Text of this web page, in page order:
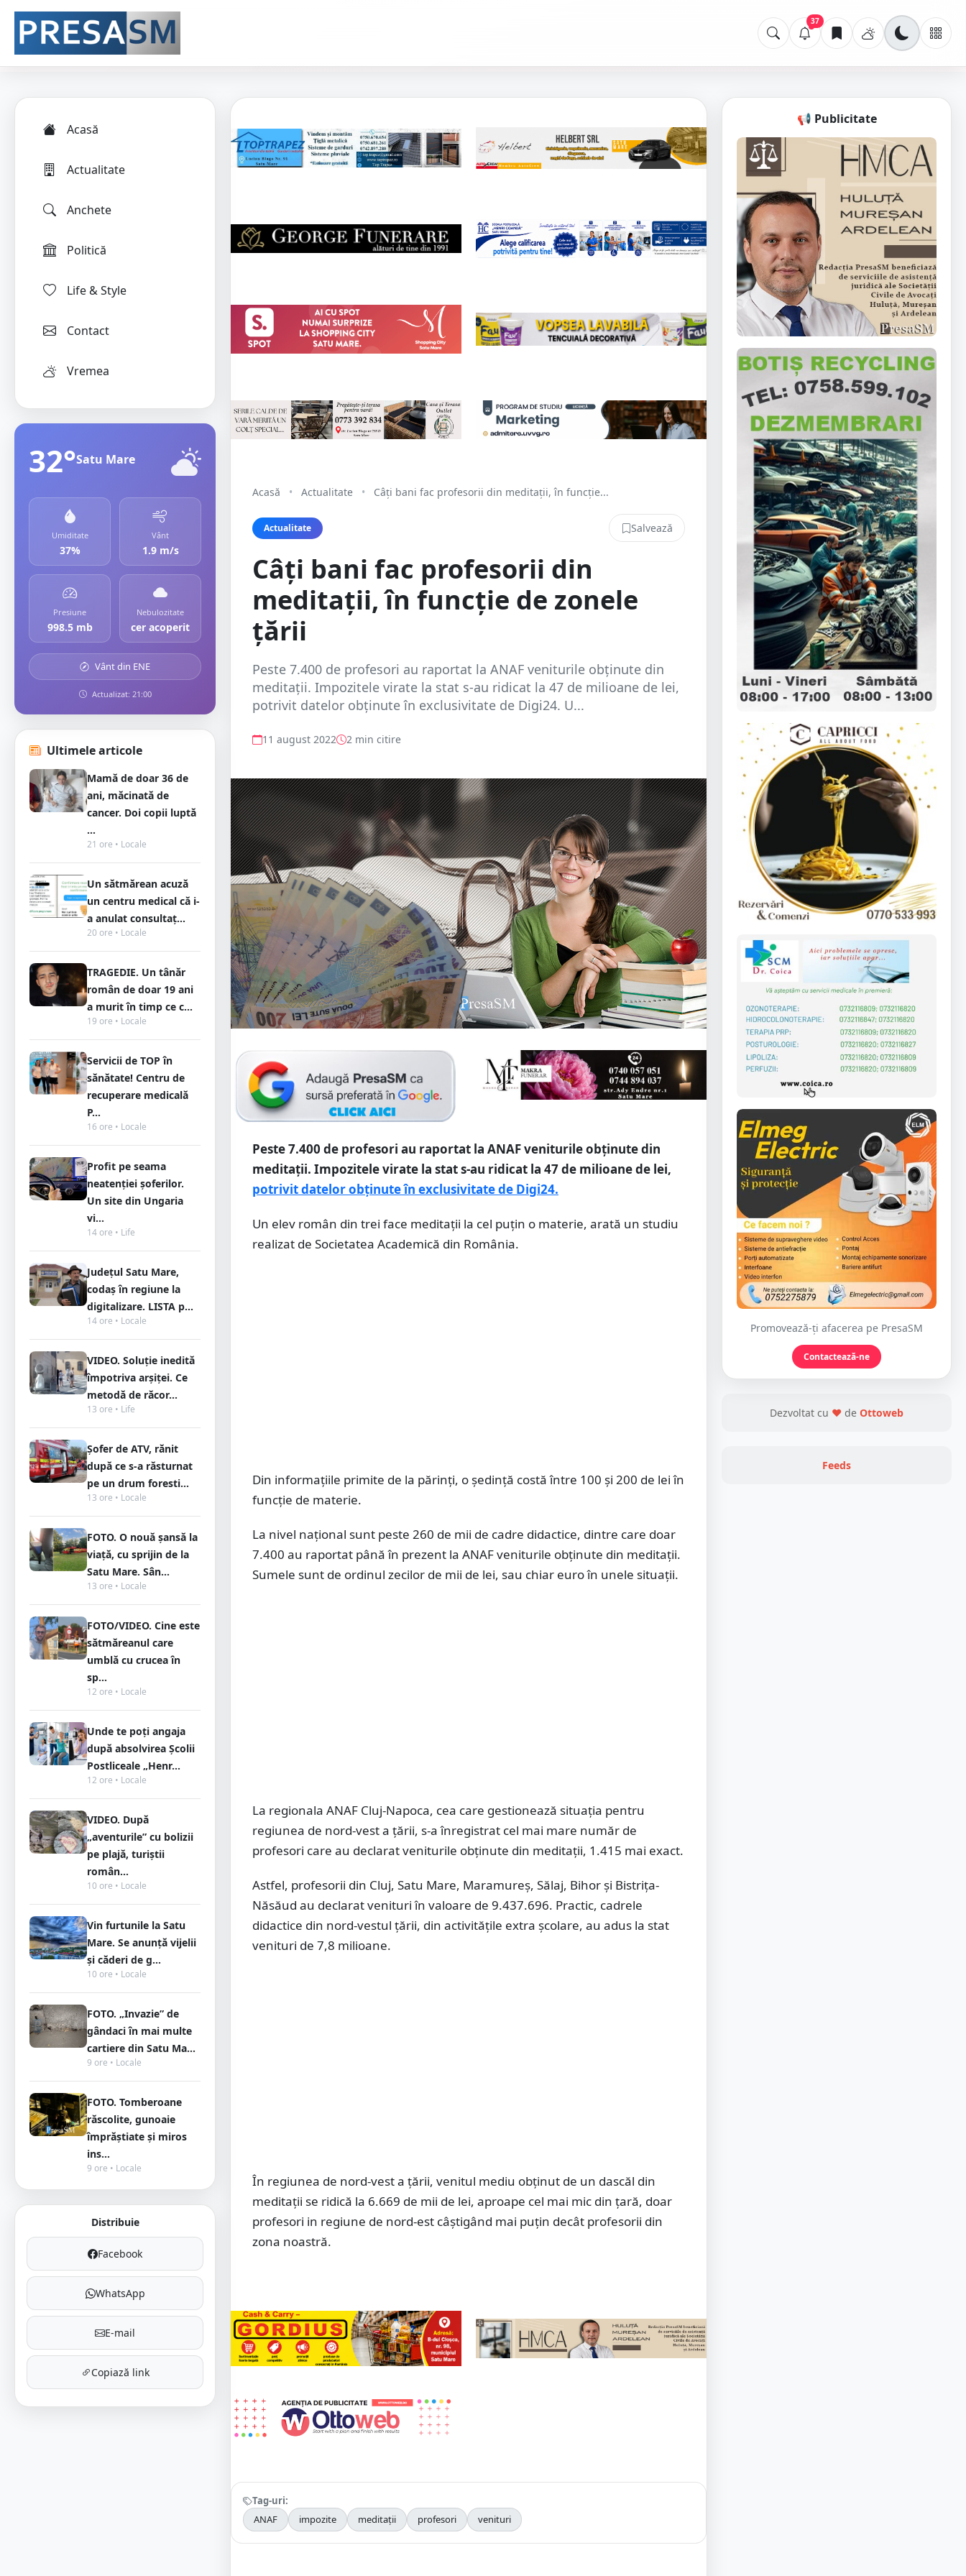
37
Acasă
Actualitate
Anchete
Politică
Life & Style
Contact
Vremea
32°Satu Mare
Umiditate
37%
Vânt
1.9 m/s
Presiune
998.5 mb
Nebulozitate
cer acoperit
Vânt din ENE
Actualizat: 21:00
Ultimele articole
Mamă de doar 36 de
ani, măcinată de
cancer. Doi copii luptă
...
21 ore • Locale
Un sătmărean acuză
un centru medical că i-
a anulat consultaț...
20 ore • Locale
TRAGEDIE. Un tânăr
român de doar 19 ani
a murit în timp ce c...
19 ore • Locale
Servicii de TOP în
sănătate! Centru de
recuperare medicală
P...
16 ore • Locale
Profit pe seama
neatenției șoferilor.
Un site din Ungaria
vi...
14 ore • Life
Județul Satu Mare,
codaș în regiune la
digitalizare. LISTA p...
14 ore • Locale
VIDEO. Soluție inedită
împotriva arșiței. Ce
metodă de răcor...
13 ore • Life
Șofer de ATV, rănit
după ce s-a răsturnat
pe un drum foresti...
13 ore • Locale
FOTO. O nouă șansă la
viață, cu sprijin de la
Satu Mare. Sân...
13 ore • Locale
FOTO/VIDEO. Cine este
sătmăreanul care
umblă cu crucea în
sp...
12 ore • Locale
Unde te poți angaja
după absolvirea Școlii
Postliceale „Henr...
12 ore • Locale
VIDEO. După
„aventurile” cu bolizii
pe plajă, turiștii
român...
10 ore • Locale
Vin furtunile la Satu
Mare. Se anunță vijelii
și căderi de g...
10 ore • Locale
FOTO. „Invazie” de
gândaci în mai multe
cartiere din Satu Ma...
9 ore • Locale
FOTO. Tomberoane
răscolite, gunoaie
împrăștiate și miros
ins...
9 ore • Locale
Distribuie
Facebook
WhatsApp
E-mail
Copiază link
Acasă • Actualitate • Câți bani fac profesorii din meditații, în funcție...
Actualitate Salvează
Câți bani fac profesorii din
meditații, în funcție de zonele
țării
Peste 7.400 de profesori au raportat la ANAF veniturile obţinute din
meditaţii. Impozitele virate la stat s-au ridicat la 47 de milioane de lei,
potrivit datelor obținute în exclusivitate de Digi24. U...
11 august 2022 2 min citire
Peste 7.400 de profesori au raportat la ANAF veniturile obţinute din
meditaţii. Impozitele virate la stat s-au ridicat la 47 de milioane de lei,
potrivit datelor obținute în exclusivitate de Digi24.
Un elev român din trei face meditații la cel puțin o materie, arată un studiu
realizat de Societatea Academică din România.
Din informațiile primite de la părinți, o ședință costă între 100 și 200 de lei în
funcție de materie.
La nivel național sunt peste 260 de mii de cadre didactice, dintre care doar
7.400 au raportat până în prezent la ANAF veniturile obținute din meditații.
Sumele sunt de ordinul zecilor de mii de lei, sau chiar euro în unele situații.
La regionala ANAF Cluj-Napoca, cea care gestionează situația pentru
regiunea de nord-vest a țării, s-a înregistrat cel mai mare număr de
profesori care au declarat veniturile obținute din meditații, 1.415 mai exact.
Astfel, profesorii din Cluj, Satu Mare, Maramureș, Sălaj, Bihor și Bistrița-
Năsăud au declarat venituri în valoare de 9.437.696. Practic, cadrele
didactice din nord-vestul țării, din activitățile extra școlare, au adus la stat
venituri de 7,8 milioane.
În regiunea de nord-vest a țării, venitul mediu obținut de un dascăl din
meditații se ridică la 6.669 de mii de lei, aproape cel mai mic din țară, doar
profesori in regiune de nord-est câștigând mai puțin decât profesorii din
zona noastră.
Tag-uri:
ANAF
impozite meditații profesori venituri
📢 Publicitate
Promovează-ți afacerea pe PresaSM
Contactează-ne
Dezvoltat cu ❤ de Ottoweb
Feeds